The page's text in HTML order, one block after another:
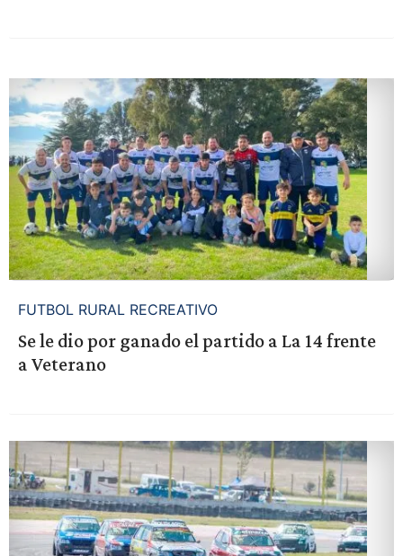
FUTBOL RURAL RECREATIVO
Se le dio por ganado el partido a La 14 frente
a Veterano